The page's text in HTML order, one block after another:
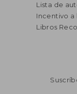
Lista de
Incentivo a
Libros